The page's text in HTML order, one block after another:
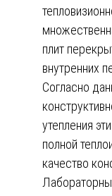
плит
внутренних
Согласно
утепления
полной
качество